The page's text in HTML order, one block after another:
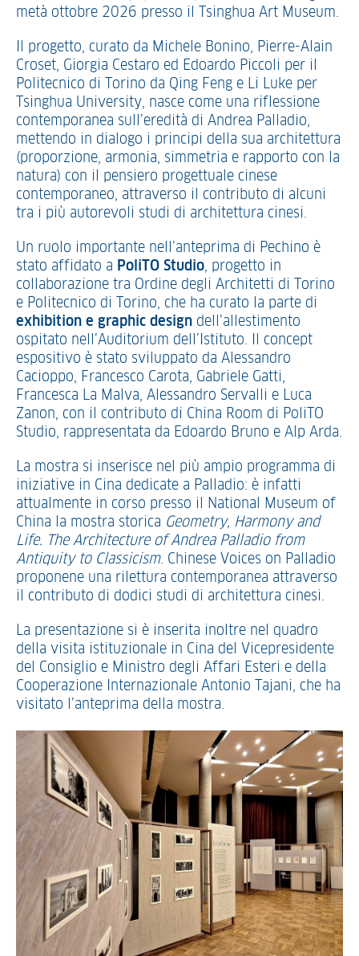
metà ottobre 2026 presso il Tsinghua Art Museum.
Il progetto, curato da Michele Bonino, Pierre-Alain
Croset, Giorgia Cestaro ed Edoardo Piccoli per il
Politecnico di Torino da Qing Feng e Li Luke per
Tsinghua University, nasce come una riflessione
contemporanea sull’eredità di Andrea Palladio,
mettendo in dialogo i principi della sua architettura
(proporzione, armonia, simmetria e rapporto con la
natura) con il pensiero progettuale cinese
contemporaneo, attraverso il contributo di alcuni
tra i più autorevoli studi di architettura cinesi.
Un ruolo importante nell’anteprima di Pechino è
stato affidato a PoliTO Studio, progetto in
collaborazione tra Ordine degli Architetti di Torino
e Politecnico di Torino, che ha curato la parte di
exhibition e graphic design dell’allestimento
ospitato nell’Auditorium dell’Istituto. Il concept
espositivo è stato sviluppato da Alessandro
Cacioppo, Francesco Carota, Gabriele Gatti,
Francesca La Malva, Alessandro Servalli e Luca
Zanon, con il contributo di China Room di PoliTO
Studio, rappresentata da Edoardo Bruno e Alp Arda.
La mostra si inserisce nel più ampio programma di
iniziative in Cina dedicate a Palladio: è infatti
attualmente in corso presso il National Museum of
China la mostra storica Geometry, Harmony and
Life. The Architecture of Andrea Palladio from
Antiquity to Classicism. Chinese Voices on Palladio
proponene una rilettura contemporanea attraverso
il contributo di dodici studi di architettura cinesi.
La presentazione si è inserita inoltre nel quadro
della visita istituzionale in Cina del Vicepresidente
del Consiglio e Ministro degli Affari Esteri e della
Cooperazione Internazionale Antonio Tajani, che ha
visitato l’anteprima della mostra.